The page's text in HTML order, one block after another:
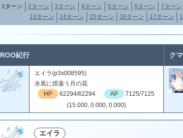
1ターン 2ターン 3ターン 4ターン 5ターン 6ターン 7ターン
13ターン
14ターン 15ターン 16ターン 17ターン
ROO紀行 ク
エイラ(p3x008595)
水底に揺蕩う月の花
HP
62294/62294 AP
7125/7125
(15.000, 0.000, 0.000)
エイラ